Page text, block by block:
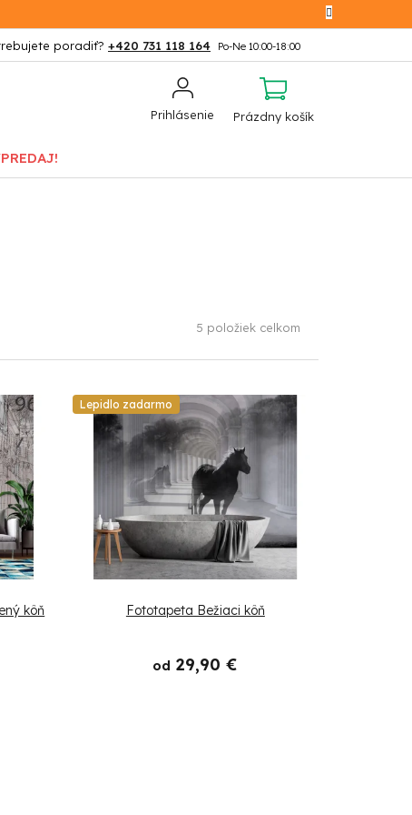
+420 731 118 164
Prihlásenie
NÁKUPNÝ
Prázdny košík
5 položiek celkom
kôň
Lepidlo zadarmo
Fototapeta Bežiaci kôň
od 29,90 €